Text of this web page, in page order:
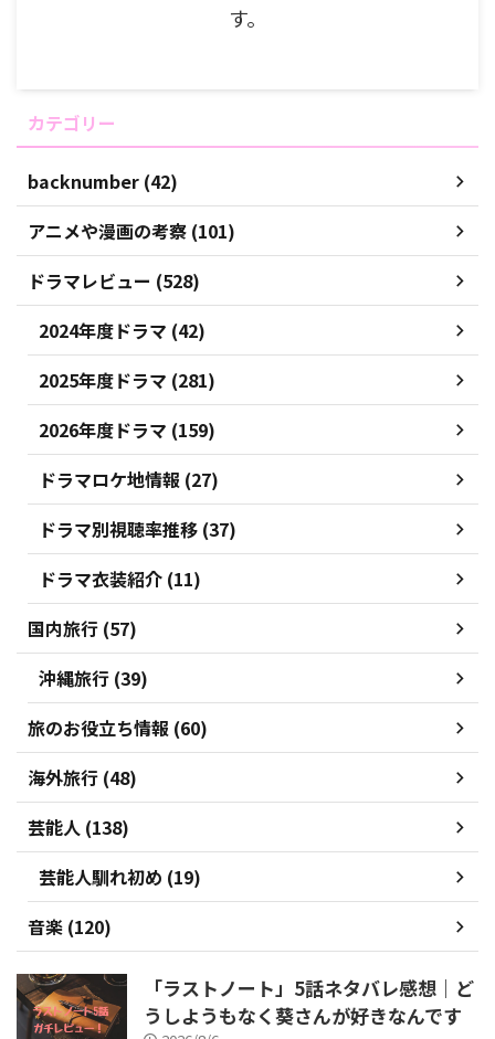
す。
カテゴリー
backnumber (42)
アニメや漫画の考察 (101)
ドラマレビュー (528)
2024年度ドラマ (42)
2025年度ドラマ (281)
2026年度ドラマ (159)
ドラマロケ地情報 (27)
ドラマ別視聴率推移 (37)
ドラマ衣装紹介 (11)
国内旅行 (57)
沖縄旅行 (39)
旅のお役立ち情報 (60)
海外旅行 (48)
芸能人 (138)
芸能人馴れ初め (19)
音楽 (120)
「ラストノート」5話ネタバレ感想｜ど
うしようもなく葵さんが好きなんです